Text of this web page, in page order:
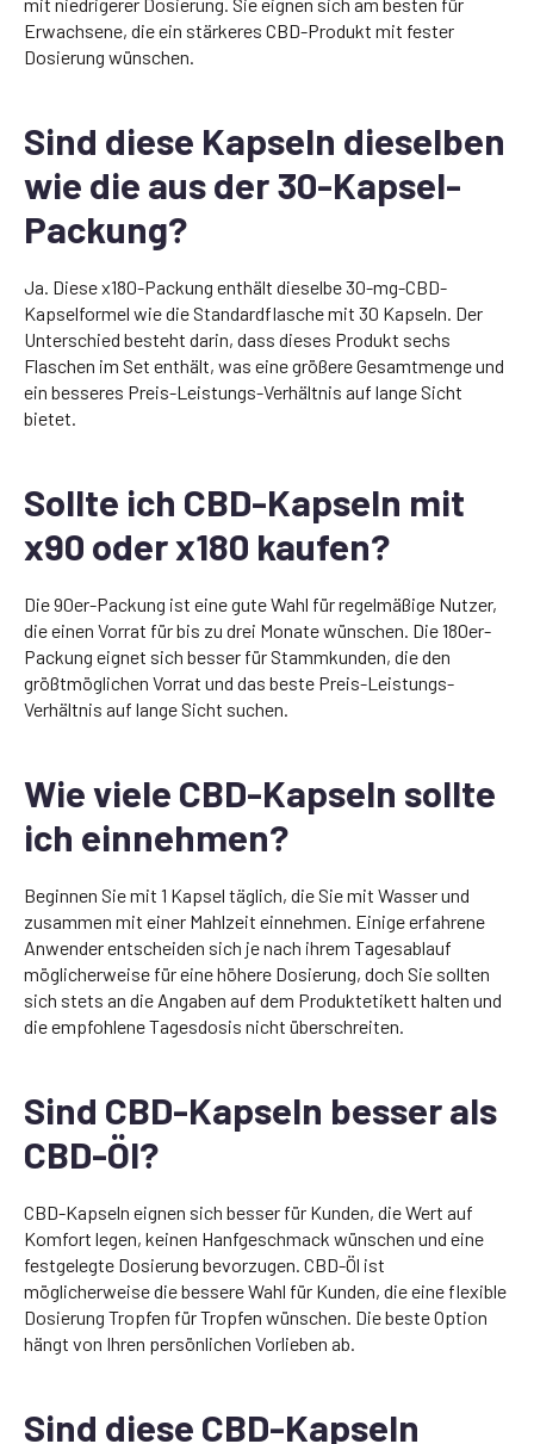
Erwachsene, die ein stärkeres CBD-Produkt mit fester
Dosierung wünschen.
Sind diese Kapseln dieselben
wie die aus der 30-Kapsel-
Packung?
Ja. Diese x180-Packung enthält dieselbe 30-mg-CBD-
Kapselformel wie die Standardflasche mit 30 Kapseln. Der
Unterschied besteht darin, dass dieses Produkt sechs
Flaschen im Set enthält, was eine größere Gesamtmenge und
ein besseres Preis-Leistungs-Verhältnis auf lange Sicht
bietet.
Sollte ich CBD-Kapseln mit
x90 oder x180 kaufen?
Die 90er-Packung ist eine gute Wahl für regelmäßige Nutzer,
die einen Vorrat für bis zu drei Monate wünschen. Die 180er-
Packung eignet sich besser für Stammkunden, die den
größtmöglichen Vorrat und das beste Preis-Leistungs-
Verhältnis auf lange Sicht suchen.
Wie viele CBD-Kapseln sollte
ich einnehmen?
Beginnen Sie mit 1 Kapsel täglich, die Sie mit Wasser und
zusammen mit einer Mahlzeit einnehmen. Einige erfahrene
Anwender entscheiden sich je nach ihrem Tagesablauf
möglicherweise für eine höhere Dosierung, doch Sie sollten
sich stets an die Angaben auf dem Produktetikett halten und
die empfohlene Tagesdosis nicht überschreiten.
Sind CBD-Kapseln besser als
CBD-Öl?
CBD-Kapseln eignen sich besser für Kunden, die Wert auf
Komfort legen, keinen Hanfgeschmack wünschen und eine
festgelegte Dosierung bevorzugen. CBD-Öl ist
möglicherweise die bessere Wahl für Kunden, die eine flexible
Dosierung Tropfen für Tropfen wünschen. Die beste Option
hängt von Ihren persönlichen Vorlieben ab.
Sind diese CBD-Kapseln